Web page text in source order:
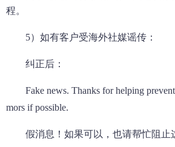
程。
5）如有客户受海外社媒谣传：
纠正后：
Fake news. Thanks for helping prevent
mors if possible.
假消息！如果可以，也请帮忙阻止